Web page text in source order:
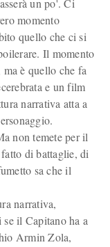
un po'. Ci
momento
quello che ci si
Il momento
è quello che fa
e un film
narrativa atta a
non temete per il
di battaglie, di
sa che il
narrativa,
il Capitano ha a
Armin Zola,